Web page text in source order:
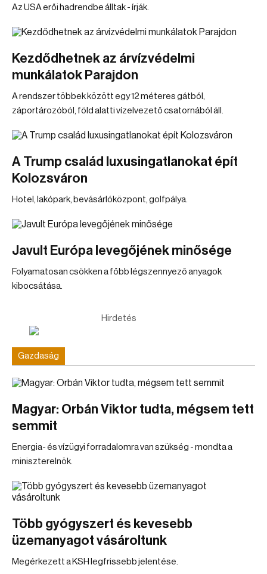
Az USA erői hadrendbe álltak - írják.
Kezdődhetnek az árvízvédelmi
munkálatok Parajdon
A rendszer többek között egy 12 méteres gátból,
záportározóból, föld alatti vízelvezető csatornából áll.
A Trump család luxusingatlanokat épít
Kolozsváron
Hotel, lakópark, bevásárlóközpont, golfpálya.
Javult Európa levegőjének minősége
Folyamatosan csökken a főbb légszennyező anyagok
kibocsátása.
Hirdetés
Gazdaság
Magyar: Orbán Viktor tudta, mégsem tett
semmit
Energia- és vízügyi forradalomra van szükség - mondta a
miniszterelnök.
Több gyógyszert és kevesebb
üzemanyagot vásároltunk
Megérkezett a KSH legfrissebb jelentése.